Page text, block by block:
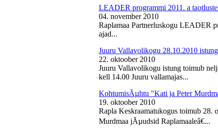
LEADER programmi 2011. a
04. november 2010
Raplamaa Partnerluskogu LEADER
ajad...
Juuru Vallavolikogu 28.10.2010 istung
22. oktoober 2010
Juuru Vallavolikogu istung toimub
kell 14.00 Juuru vallamajas...
KohtumisÃµhtu "Kati ja Peter
19. oktoober 2010
Rapla Keskraamatukogus toimub
Murdmaa jÃµudsid Raplamaaleâ€...